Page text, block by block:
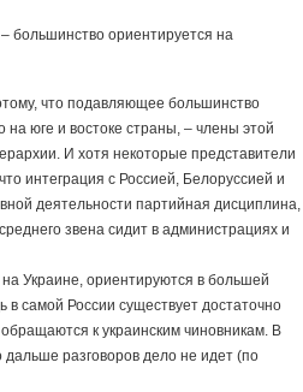
большинство ориентируется на
что подавляющее большинство
на юге и востоке страны, – члены этой
И хотя некоторые представители
интеграция с Россией, Белоруссией и
деятельности партийная дисциплина,
звена сидит в администрациях и
Украине, ориентируются в большей
в самой России существует достаточно
к украинским чиновникам. В
разговоров дело не идет (по